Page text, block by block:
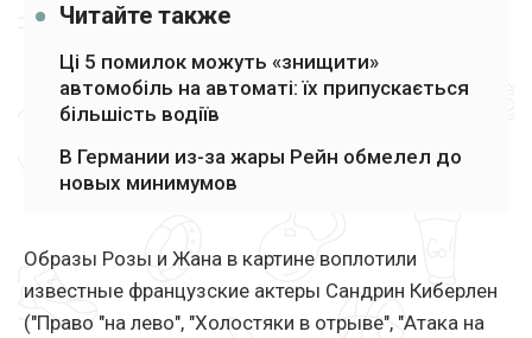
Читайте также
Ці 5 помилок можуть «знищити»
автомобіль на автоматі: їх припускається
більшість водіїв
В Германии из-за жары Рейн обмелел до
новых минимумов
Образы Розы и Жана в картине воплотили
известные французские актеры Сандрин Киберлен
("Право "на лево", "Холостяки в отрыве", "Атака на